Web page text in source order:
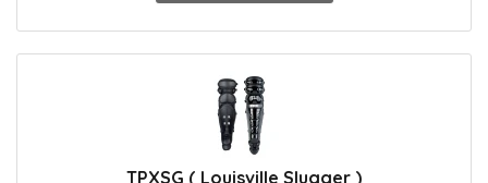
TPXSG ( Louisville Slugger )